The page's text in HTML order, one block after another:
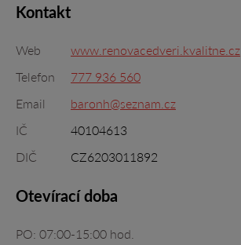
Kontakt
Web
www.renovacedveri.kvalitne.cz
Telefon
777 936 560
Email
baronh@seznam.cz
IČ
40104613
DIČ
CZ6203011892
Otevírací doba
PO: 07:00-15:00 hod.